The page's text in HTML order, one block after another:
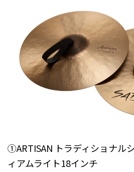
①ARTISAN トラディショナル
ィアムライト18インチ